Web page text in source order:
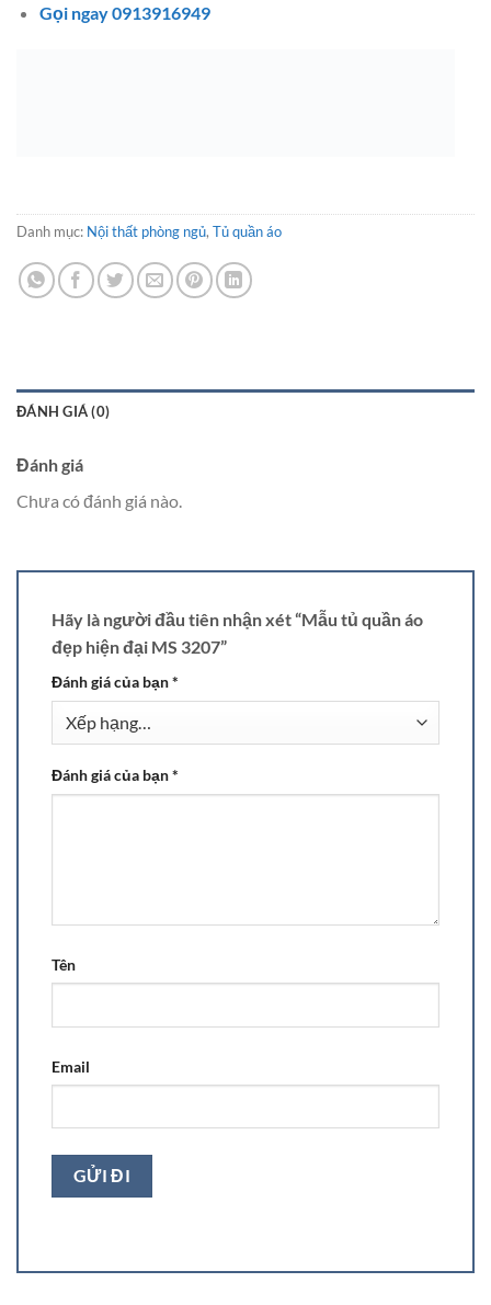
Gọi ngay 0913916949
Danh mục: Nội thất phòng ngủ, Tủ quần áo
ĐÁNH GIÁ (0)
Đánh giá
Chưa có đánh giá nào.
Hãy là người đầu tiên nhận xét “Mẫu tủ quần áo
đẹp hiện đại MS 3207”
Đánh giá của bạn*
Đánh giá của bạn*
Tên
Email